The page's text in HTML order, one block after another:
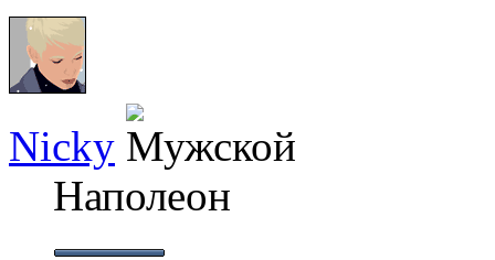
Nicky
Наполеон